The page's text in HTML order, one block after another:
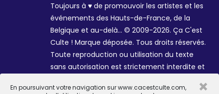
En poursuivant votre navigation sur www.cacestculte.com,
×
Toujours à ♥ de promouvoir les artistes et les
événements des Hauts-de-France, de la
Belgique et au-delà... © 2009-2026. Ça C'est
Culte ! Marque déposée. Tous droits réservés.
Toute reproduction ou utilisation du texte
sans autorisation est strictement interdite et
Sophie R. et Céline Galant.